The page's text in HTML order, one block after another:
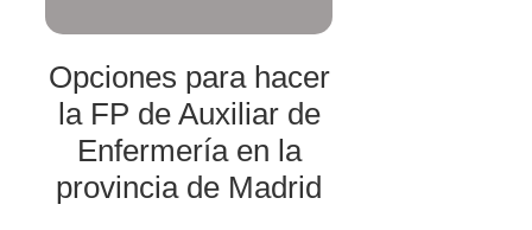
Opciones para hacer
la FP de Auxiliar de
Enfermería en la
provincia de Madrid